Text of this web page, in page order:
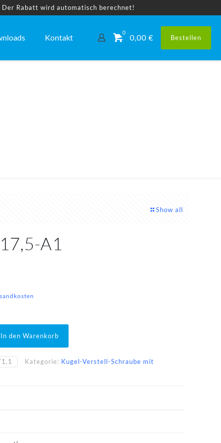
Rabatt wird automatisch berechnet!
Kontakt
0
0,00 € Bestellen
Show all
A1
In den Warenkorb
Kategorie: Kugel-Verstell-Schraube mit